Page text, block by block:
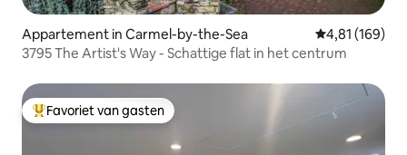
Appartement in Carmel-by-the-Sea Gemiddelde
4,81 (169)
3795 The Artist's Way - Schattige flat in het centrum
Topfavoriet van gasten
Favoriet van gasten